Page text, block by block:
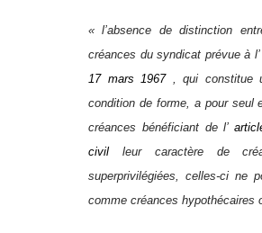
« l’absence de distinction
créances du syndicat prévue à l’
17 mars 1967 , qui constitue
condition de forme, a pour seul
créances bénéficiant de l’
civil leur caractère de
superprivilégiées, celles-ci ne
comme créances hypothécaires